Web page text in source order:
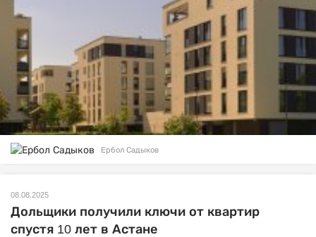
Ербол Садыков
08.08.2025
Дольщики получили ключи от квартир
спустя 10 лет в Астане